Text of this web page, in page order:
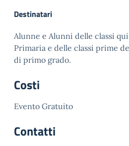
Destinatari
Alunne e Alunni delle classi
Primaria e delle classi prime
di primo grado.
Costi
Evento Gratuito
Contatti